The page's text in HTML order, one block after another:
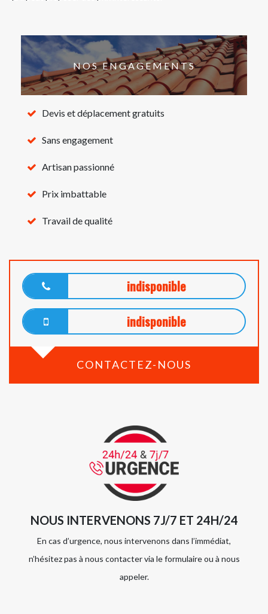
NOS ENGAGEMENTS
Devis et déplacement gratuits
Sans engagement
Artisan passionné
Prix imbattable
Travail de qualité
indisponible
indisponible
CONTACTEZ-NOUS
NOUS INTERVENONS 7J/7 ET 24H/24
En cas d’urgence, nous intervenons dans l’immédiat,
n’hésitez pas à nous contacter via le formulaire ou à nous
appeler.